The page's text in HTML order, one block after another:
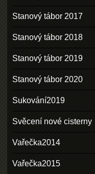
Stanový tábor 2017
Stanový tábor 2018
Stanový tábor 2019
Stanový tábor 2020
Sukování2019
Svěcení nové cisterny
Vařečka2014
Vařečka2015